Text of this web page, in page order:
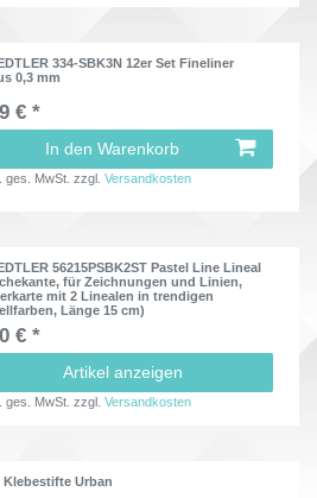
334-SBK3N 12er Set Fineliner
0,3 mm
€ *
In den Warenkorb
ges. MwSt. zzgl.Versandkosten
56215PSBK2ST Pastel Line Lineal
für Zeichnungen und Linien,
mit 2 Linealen in trendigen
Länge 15 cm)
€ *
Artikel anzeigen
ges. MwSt. zzgl.Versandkosten
Klebestifte Urban